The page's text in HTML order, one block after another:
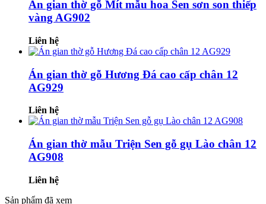
Án gian thờ gỗ Mít mẫu hoa Sen sơn son thiếp
vàng AG902
Liên hệ
Án gian thờ gỗ Hương Đá cao cấp chân 12
AG929
Liên hệ
Án gian thờ mẫu Triện Sen gỗ gụ Lào chân 12
AG908
Liên hệ
Sản phẩm đã xem